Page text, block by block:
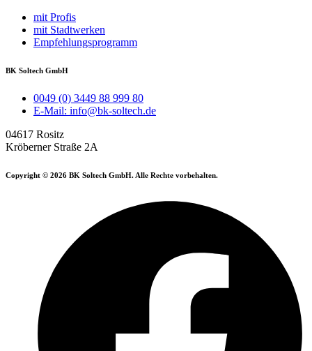
mit Profis
mit Stadtwerken
Empfehlungsprogramm
BK Soltech GmbH
0049 (0) 3449 88 999 80
E-Mail: info@bk-soltech.de
04617 Rositz
Kröberner Straße 2A
Copyright © 2026 BK Soltech GmbH. Alle Rechte vorbehalten.